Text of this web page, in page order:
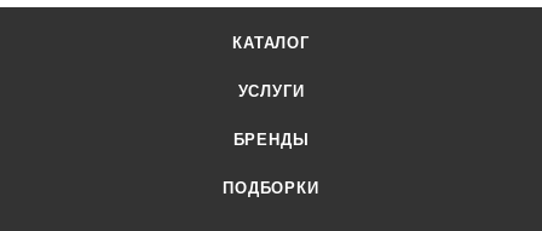
КАТАЛОГ
УСЛУГИ
БРЕНДЫ
ПОДБОРКИ